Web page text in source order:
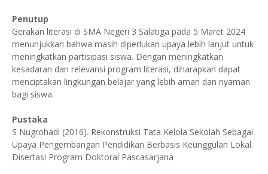
Penutup
Gerakan literasi di SMA Negeri 3 Salatiga pada 5 Maret 2024
menunjukkan bahwa masih diperlukan upaya lebih lanjut untuk
meningkatkan partisipasi siswa. Dengan meningkatkan
kesadaran dan relevansi program literasi, diharapkan dapat
menciptakan lingkungan belajar yang lebih aman dan nyaman
bagi siswa.
Pustaka
S Nugrohadi (2016). Rekonstruksi Tata Kelola Sekolah Sebagai
Upaya Pengembangan Pendidikan Berbasis Keunggulan Lokal.
Disertasi Program Doktoral Pascasarjana